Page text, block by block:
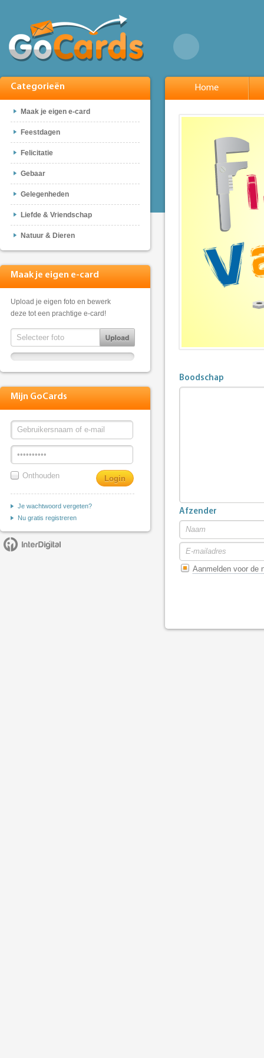
Categorieën
Maak je eigen e-card
Feestdagen
Felicitatie
Gebaar
Gelegenheden
Liefde & Vriendschap
Natuur & Dieren
Maak je eigen e-card
Upload je eigen foto en bewerk
deze tot een prachtige e-card!
Mijn GoCards
Onthouden
Je wachtwoord vergeten?
Nu gratis registreren
Home
Boodschap
Afzender
Aanmelden voor de